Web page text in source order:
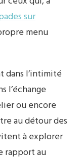
sur
menu
dans l’intimité
l’échange
ou encore
au détour des
à explorer
rapport au